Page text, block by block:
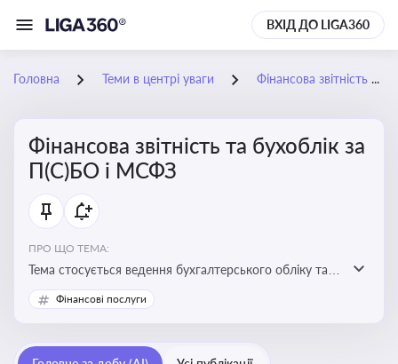
ВХІД ДО LIGA360
Головна Теми в центрі уваги Фінансова звітність та бухоблік за П(С)БО і МСФЗ
Фінансова звітність та бухоблік за
П(С)БО і МСФЗ
ПРО ЩО ТЕМА:
Тема стосується ведення бухгалтерського обліку та
складання фінансової звітності відповідно до
національних і міжнародних стандартів
Фінансові послуги